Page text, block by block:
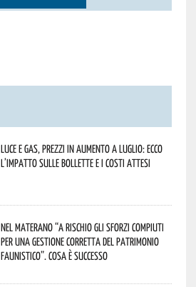
Luce e gas, prezzi in aumento a luglio: ecco
l’impatto sulle bollette e i costi attesi
Nel materano “a rischio gli sforzi compiuti
per una gestione corretta del patrimonio
faunistico”. Cosa è successo